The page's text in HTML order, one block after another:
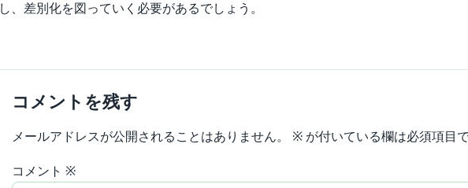
し、差別化を図っていく必要があるでしょう。
コメントを残す
メールアドレスが公開されることはありません。 ※ が付いている欄は必須項目
コメント ※